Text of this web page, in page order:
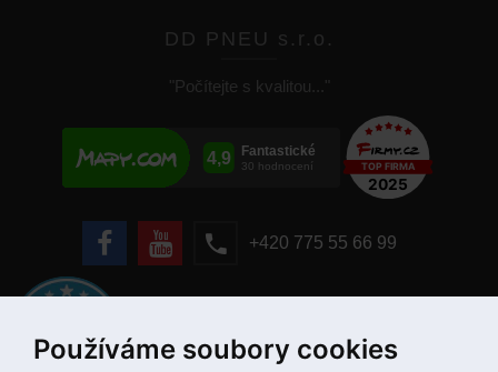
Používáme soubory cookies
DD PNEU s.r.o.
"Počítejte s kvalitou..."
+420 775 55 66 99